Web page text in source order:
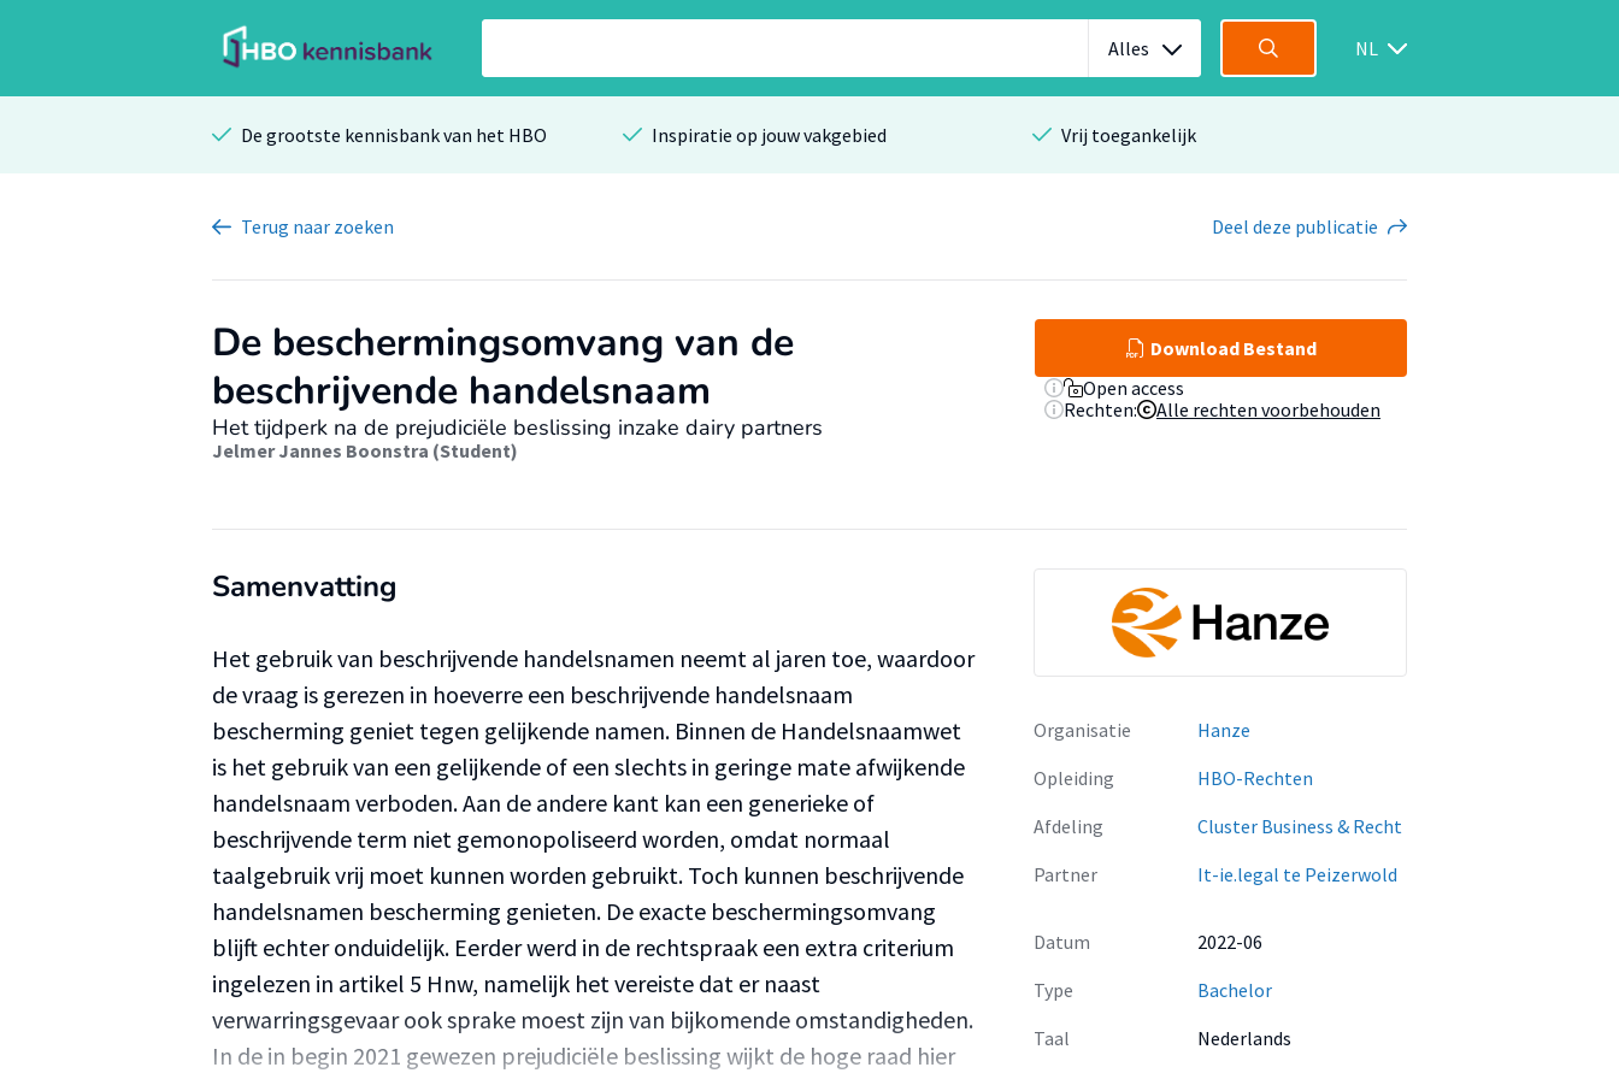
Alles NL
De grootste kennisbank van het HBO Inspiratie op jouw vakgebied Vrij toegankelijk
Terug naar zoeken Deel deze publicatie
De beschermingsomvang van de
beschrijvende handelsnaam
Het tijdperk na de prejudiciële beslissing inzake dairy partners
Jelmer Jannes Boonstra (Student)
Download Bestand
Open access
Rechten:
Alle rechten voorbehouden
Samenvatting
Het gebruik van beschrijvende handelsnamen neemt al jaren toe, waardoor
de vraag is gerezen in hoeverre een beschrijvende handelsnaam
bescherming geniet tegen gelijkende namen. Binnen de Handelsnaamwet
is het gebruik van een gelijkende of een slechts in geringe mate afwijkende
handelsnaam verboden. Aan de andere kant kan een generieke of
beschrijvende term niet gemonopoliseerd worden, omdat normaal
taalgebruik vrij moet kunnen worden gebruikt. Toch kunnen beschrijvende
handelsnamen bescherming genieten. De exacte beschermingsomvang
blijft echter onduidelijk. Eerder werd in de rechtspraak een extra criterium
ingelezen in artikel 5 Hnw, namelijk het vereiste dat er naast
verwarringsgevaar ook sprake moest zijn van bijkomende omstandigheden.
In de in begin 2021 gewezen prejudiciële beslissing wijkt de hoge raad hier
Organisatie
Hanze
Opleiding
HBO-Rechten
Afdeling
Cluster Business & Recht
Partner
It-ie.legal te Peizerwold
Datum
2022-06
Type
Bachelor
Taal
Nederlands